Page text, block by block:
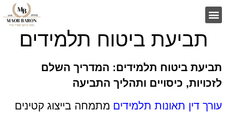
תביעת ביטוח תלמידים
תביעת ביטוח תלמידים: המדריך השלם
לזכויות, כיסויים ותהליך התביעה
עורך דין תאונות תלמידים מתמחה בייצוג קטינים